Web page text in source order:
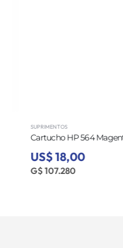
SUPRIMENTOS
Cartucho HP 564 Magenta
US$ 18,00
G$ 107.280